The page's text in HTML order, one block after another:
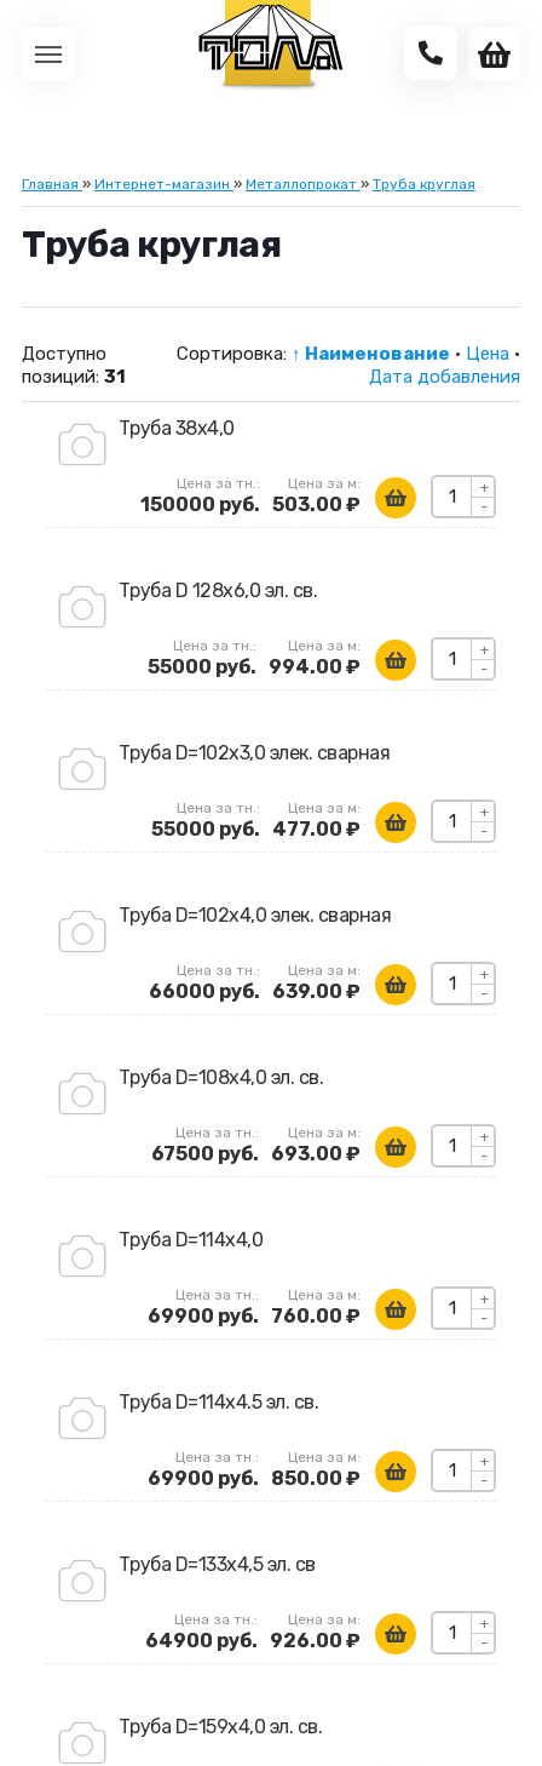
Главная » Интернет-магазин » Металлопрокат » Труба круглая
Труба круглая
Доступно
позиций: 31
Сортировка: ↑ Наименование · Цена·
Дата добавления
Труба 38х4,0
+
-
Цена за м:
503.00 ₽
Цена за тн.:
150000 руб.
Труба D 128х6,0 эл. св.
+
-
Цена за м:
994.00 ₽
Цена за тн.:
55000 руб.
Труба D=102х3,0 элек. сварная
+
-
Цена за м:
477.00 ₽
Цена за тн.:
55000 руб.
Труба D=102х4,0 элек. сварная
+
-
Цена за м:
639.00 ₽
Цена за тн.:
66000 руб.
Труба D=108х4,0 эл. св.
+
-
Цена за м:
693.00 ₽
Цена за тн.:
67500 руб.
Труба D=114х4,0
+
-
Цена за м:
760.00 ₽
Цена за тн.:
69900 руб.
Труба D=114х4.5 эл. св.
+
-
Цена за м:
850.00 ₽
Цена за тн.:
69900 руб.
Труба D=133х4,5 эл. св
+
-
Цена за м:
926.00 ₽
Цена за тн.:
64900 руб.
Труба D=159х4,0 эл. св.